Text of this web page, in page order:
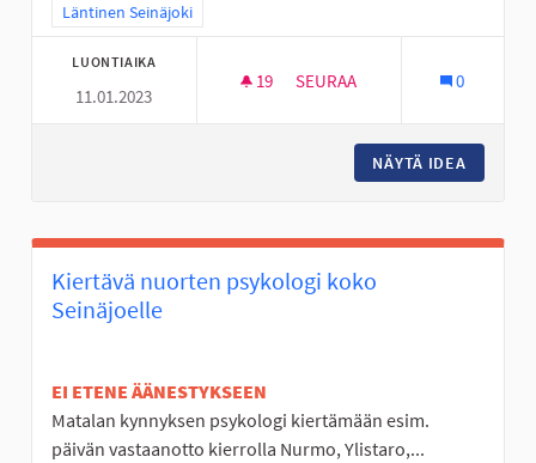
Rajaa tulokset teeman mukaan: Läntinen Seinäjoki
Läntinen Seinäjoki
LUONTIAIKA
11.01.2023
19 19 SEURAAJAA
SEURAA 0
NÄYTÄ IDEA
Kiertävä nuorten psykologi koko
Seinäjoelle
EI ETENE ÄÄNESTYKSEEN
Matalan kynnyksen psykologi kiertämään esim.
päivän vastaanotto kierrolla Nurmo, Ylistaro,...